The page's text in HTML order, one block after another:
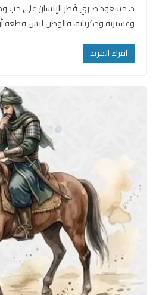
د. مسعود صبري فُطر الإنسان على حب
وعشيرته وذكرياته، فالوطن ليس قطعة
اقراء المزيد